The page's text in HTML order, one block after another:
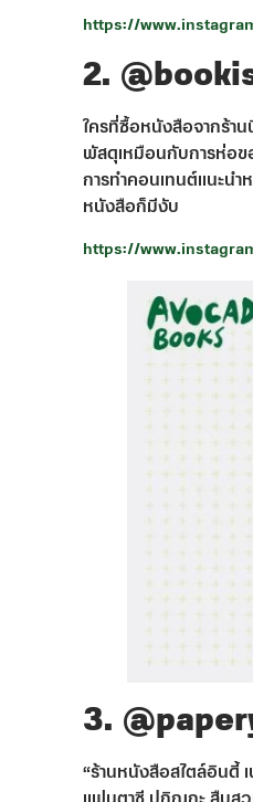
https://
2.
ใครที่ซื้อหนังสือจากร้า
พัสดุเหมือนกับการห่อ
การทำคอนเทนต์แนะน
หนังสือก็มีงับ
https://
3.
“ร้านหนังสือสไตล์อินดี้